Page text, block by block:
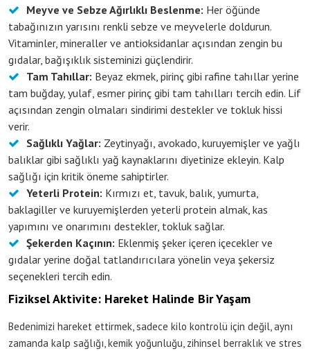
Meyve ve Sebze Ağırlıklı Beslenme: Her öğünde
tabağınızın yarısını renkli sebze ve meyvelerle doldurun.
Vitaminler, mineraller ve antioksidanlar açısından zengin bu
gıdalar, bağışıklık sisteminizi güçlendirir.
Tam Tahıllar: Beyaz ekmek, pirinç gibi rafine tahıllar yerine
tam buğday, yulaf, esmer pirinç gibi tam tahılları tercih edin. Lif
açısından zengin olmaları sindirimi destekler ve tokluk hissi
verir.
Sağlıklı Yağlar: Zeytinyağı, avokado, kuruyemişler ve yağlı
balıklar gibi sağlıklı yağ kaynaklarını diyetinize ekleyin. Kalp
sağlığı için kritik öneme sahiptirler.
Yeterli Protein: Kırmızı et, tavuk, balık, yumurta,
baklagiller ve kuruyemişlerden yeterli protein almak, kas
yapımını ve onarımını destekler, tokluk sağlar.
Şekerden Kaçının: Eklenmiş şeker içeren içecekler ve
gıdalar yerine doğal tatlandırıcılara yönelin veya şekersiz
seçenekleri tercih edin.
Fiziksel Aktivite: Hareket Halinde Bir Yaşam
Bedenimizi hareket ettirmek, sadece kilo kontrolü için değil, aynı
zamanda kalp sağlığı, kemik yoğunluğu, zihinsel berraklık ve stres